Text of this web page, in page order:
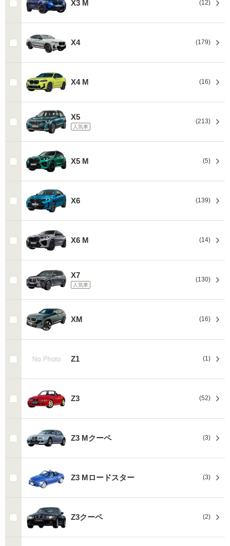
X3 M (12)
X4 (179)
X4 M (16)
X5
人気車
(213)
X5 M (5)
X6 (139)
X6 M (14)
X7
人気車
(130)
XM (16)
Z1 (1)
Z3 (52)
Z3 Mクーペ (3)
Z3 Mロードスター (3)
Z3クーペ (2)